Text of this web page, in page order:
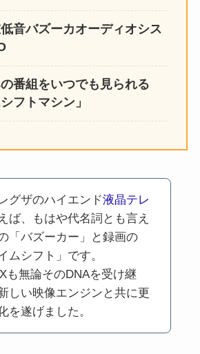
音バズーカオーディオシス
番組をいつでも見られる
フトマシン」
グザのハイエンド液晶テレ
ば、もはや代名詞とも言え
「バズーカー」と録画の
ムシフト」です。
も無論そのDNAを受け継
しい映像エンジンと共に更
を遂げました。